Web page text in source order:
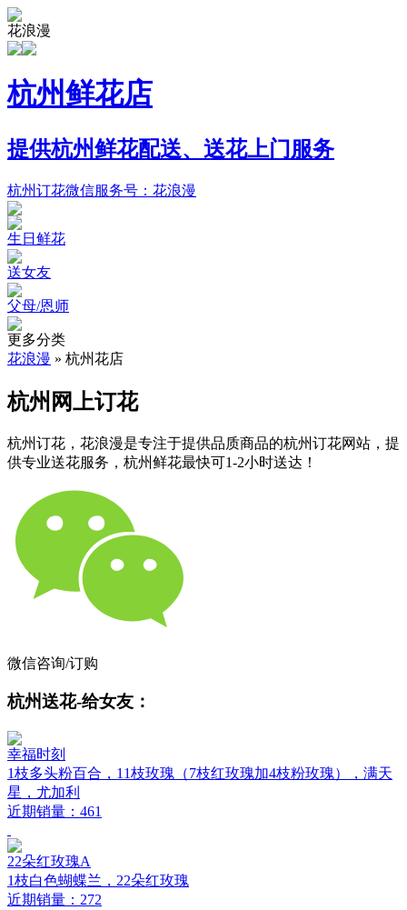
花浪漫
杭州鲜花店
提供杭州鲜花配送、送花上门服务
杭州订花微信服务号：花浪漫
生日鲜花
送女友
父母/恩师
更多分类
花浪漫 » 杭州花店
杭州网上订花
杭州订花，花浪漫是专注于提供品质商品的杭州订花网站，提
供专业送花服务，杭州鲜花最快可1-2小时送达！
微信咨询/订购
杭州送花-给女友：
幸福时刻
1枝多头粉百合，11枝玫瑰（7枝红玫瑰加4枝粉玫瑰），满天
星，尤加利
近期销量：461
22朵红玫瑰A
1枝白色蝴蝶兰，22朵红玫瑰
近期销量：272